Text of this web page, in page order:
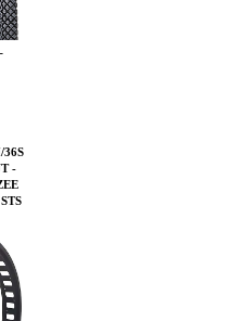
36S
-